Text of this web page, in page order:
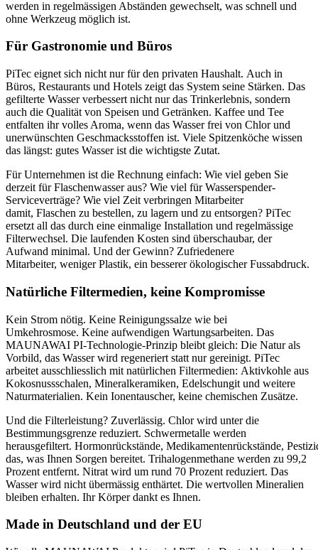
werden in regelmässigen Abständen gewechselt, was schnell und
ohne Werkzeug möglich ist.
Für Gastronomie und Büros
PiTec eignet sich nicht nur für den privaten Haushalt. Auch in
Büros, Restaurants und Hotels zeigt das System seine Stärken. Das
gefilterte Wasser verbessert nicht nur das Trinkerlebnis, sondern
auch die Qualität von Speisen und Getränken. Kaffee und Tee
entfalten ihr volles Aroma, wenn das Wasser frei von Chlor und
unerwünschten Geschmacksstoffen ist. Viele Spitzenköche wissen
das längst: gutes Wasser ist die wichtigste Zutat.
Für Unternehmen ist die Rechnung einfach: Wie viel geben Sie
derzeit für Flaschenwasser aus? Wie viel für Wasserspender-
Serviceverträge? Wie viel Zeit verbringen Mitarbeiter
damit, Flaschen zu bestellen, zu lagern und zu entsorgen? PiTec
ersetzt all das durch eine einmalige Installation und regelmässige
Filterwechsel. Die laufenden Kosten sind überschaubar, der
Aufwand minimal. Und der Gewinn? Zufriedenere
Mitarbeiter, weniger Plastik, ein besserer ökologischer Fussabdruck.
Natürliche Filtermedien, keine Kompromisse
Kein Strom nötig. Keine Reinigungssalze wie bei
Umkehrosmose. Keine aufwendigen Wartungsarbeiten. Das
MAUNAWAI PI-Technologie-Prinzip bleibt gleich: Die Natur als
Vorbild, das Wasser wird regeneriert statt nur gereinigt. PiTec
arbeitet ausschliesslich mit natürlichen Filtermedien: Aktivkohle aus
Kokosnussschalen, Mineralkeramiken, Edelschungit und weitere
Naturmaterialien. Kein Ionentauscher, keine chemischen Zusätze.
Und die Filterleistung? Zuverlässig. Chlor wird unter die
Bestimmungsgrenze reduziert. Schwermetalle werden
herausgefiltert. Hormonrückstände, Medikamentenrückstände,
das, was Ihnen Sorgen bereitet. Trihalogenmethane werden zu 99,2
Prozent entfernt. Nitrat wird um rund 70 Prozent reduziert. Das
Wasser wird nicht übermässig enthärtet. Die wertvollen Mineralien
bleiben erhalten. Ihr Körper dankt es Ihnen.
Made in Deutschland und der EU